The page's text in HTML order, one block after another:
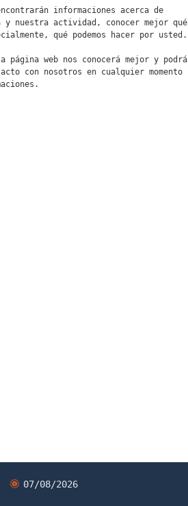
informaciones acerca de
y nuestra actividad, conocer mejor qué
qué podemos hacer por usted.
página web nos conocerá mejor y podrá
con nosotros en cualquier momento
07/08/2026